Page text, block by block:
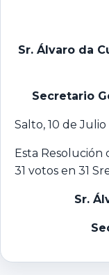
Sr. Álvaro da
Secretario
Salto, 10 de
Esta Resolución
31 votos en 31
Sr.